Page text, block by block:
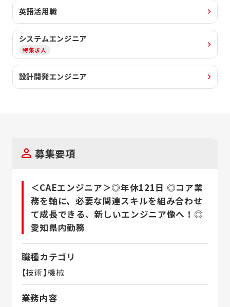
英語活用職
システムエンジニア
特集求人
設計開発エンジニア
募集要項
＜CAEエンジニア＞◎年休121日 ◎コア業
務を軸に、必要な関連スキルを組み合わせ
て成長できる、新しいエンジニア像へ！◎
愛知県内勤務
職種カテゴリ
【技術】機械
業務内容